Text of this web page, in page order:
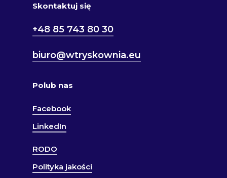
Skontaktuj się
+48 85 743 80 30
biuro@wtryskownia.eu
Polub nas
Facebook
LinkedIn
RODO
Polityka jakości